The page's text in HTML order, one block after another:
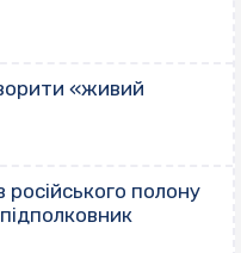
«живий
російського полону